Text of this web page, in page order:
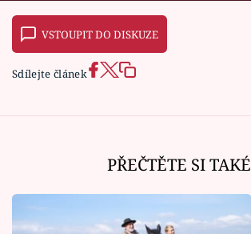
VSTOUPIT DO DISKUZE
Sdílejte článek
PŘEČTĚTE SI TAKÉ